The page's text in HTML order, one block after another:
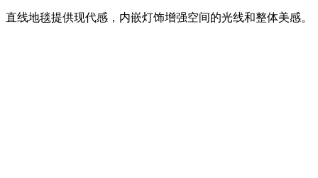
直线地毯提供现代感，内嵌灯饰增强空间的光线和整体美感。